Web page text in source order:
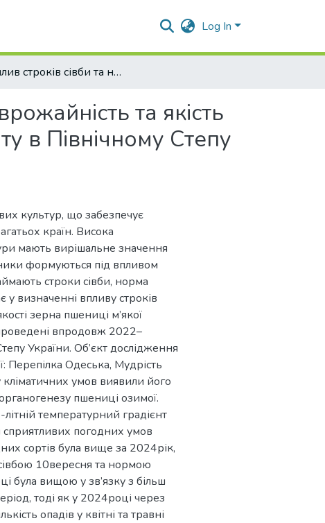
Log In
Вплив строків сівби та норм висіву на врожайність та якість зерна озимої м’якої пшениці в умовах зміни клімату в Північному Степу України
та якість
в Північному Степу
культур, що забезпечує
країн. Висока
мають вирішальне значення
формуються під впливом
строки сівби, норма
у визначенні впливу строків
зерна пшениці м’якої
впродовж 2022–
України. Об’єкт дослідження
Перепілка Одеська, Мудрість
умов виявили його
пшениці озимої.
температурний градієнт
погодних умов
сортів була вище за 2024рік,
10вересня та нормою
була вищою у зв’язку з більш
тоді як у 2024році через
опадів у квітні та травні